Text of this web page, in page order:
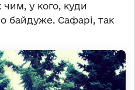
у кого, куди
байдуже. Сафарі, так